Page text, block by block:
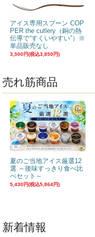
アイス専用スプーン COP
PER the cutlery（銅の熱
伝導で“すくいやすい”）※
単品販売なし
3,500円(税込3,850円)
売れ筋商品
夏のご当地アイス厳選12
選 ～後味すっきり食べ比
べセット～
5,430円(税込5,864円)
新着情報